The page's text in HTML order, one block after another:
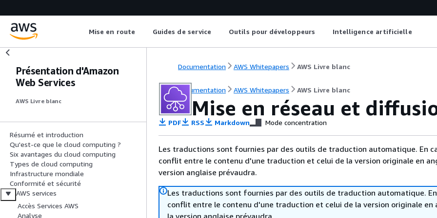
Mise en route Guides de service Outils pour développeurs Intelligence artificielle
Présentation d'Amazon
Web Services
AWS Livre blanc
Résumé et introduction
Qu'est-ce que le cloud computing ?
Six avantages du cloud computing
Types de cloud computing
Infrastructure mondiale
Conformité et sécurité
AWS services
Accès Services AWS
Analyse
Documentation AWS Whitepapers AWS Livre blanc
Documentation AWS Whitepapers AWS Livre blanc
Mise en réseau et
PDF RSS Markdown Mode concentration
Les traductions sont fournies par des outils de traduction automatique. En
conflit entre le contenu d'une traduction et celui de la version originale en
version anglaise prévaudra.
Les traductions sont fournies par des outils de traduction automatique.
conflit entre le contenu d'une traduction et celui de la version originale en
la version anglaise prévaudra.